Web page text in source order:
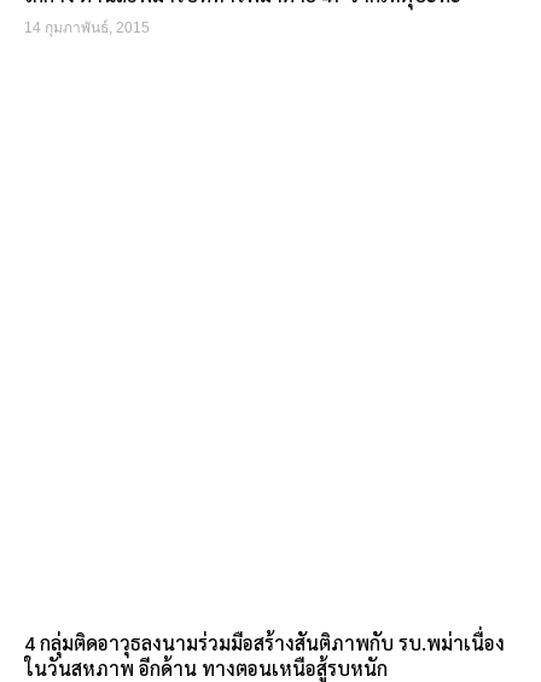
14 กุมภาพันธ์, 2015
4 กลุ่มติดอาวุธลงนามร่วมมือสร้างสันติภาพกับ รบ.พม่าเนื่อง
ในวันสหภาพ อีกด้าน ทางตอนเหนือสู้รบหนัก